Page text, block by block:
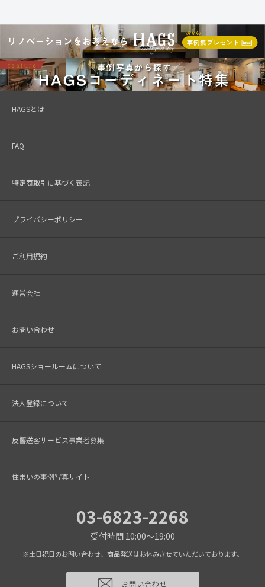
HAGSとは
FAQ
特定商取引に基づく表記
プライバシーポリシー
ご利用規約
運営会社
お問い合わせ
HAGSショールームについて
法人登録について
反響送客サービス事業者募集
住まいの事例写真サイト
03-6823-2268
受付時間 10:00～19:00
※土日祝日のお問い合わせ、商品発送はお休みさせていただいております。
お問い合わせ